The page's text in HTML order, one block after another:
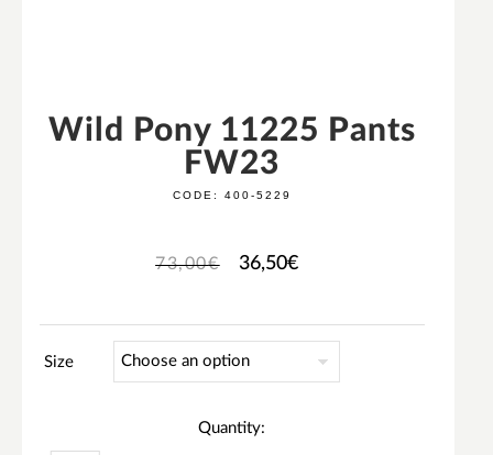
Wild Pony 11225 Pants
FW23
CODE: 400-5229
73,00€ 36,50€
Size
Quantity: